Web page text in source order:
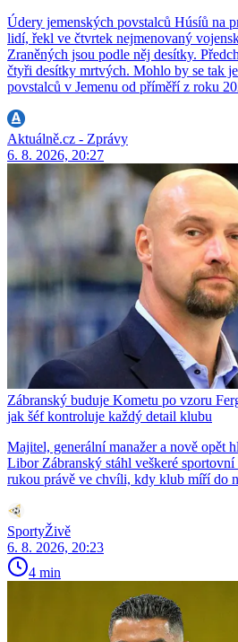
Údery jemenských povstalců Húsíů na
lidí, řekl ve čtvrtek nejmenovaný
Zraněných jsou podle něj desítky.
čtyři desítky mrtvých. Mohlo by se tak
povstalců v Jemenu od příměří z roku
Aktuálně.cz - Zprávy
6. 8. 2026, 20:27
Zábranský buduje Kometu po vzoru
jak šéf kontroluje každý detail klubu
Majitel, generální manažer a nově opět
Libor Zábranský stáhl veškeré
rukou právě ve chvíli, kdy klub míří do
SportyŽivě
6. 8. 2026, 20:23
4 min